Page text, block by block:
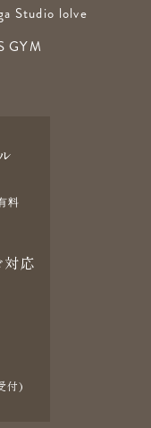
Studio lolve
GYM
料
応
付)